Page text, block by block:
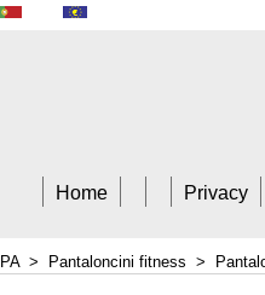
A
Home Privacy
> Pantaloncini fitness >